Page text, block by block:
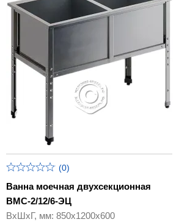
(0)
Ванна моечная двухсекционная
ВМС-2/12/6-ЭЦ
ВхШхГ, мм: 850х1200х600